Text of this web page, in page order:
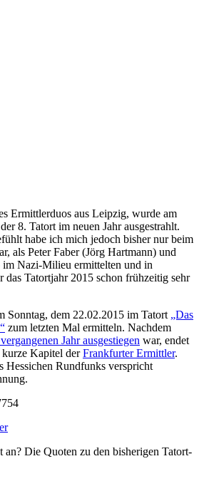
Ermittlerduos aus Leipzig, wurde am
8. Tatort im neuen Jahr ausgestrahlt.
habe ich mich jedoch bisher nur beim
als Peter Faber (Jörg Hartmann) und
Nazi-Milieu ermittelten und in
das Tatortjahr 2015 schon frühzeitig sehr
Sonntag, dem 22.02.2015 im Tatort „Das
zum letzten Mal ermitteln. Nachdem
Jahr ausgestiegen war, endet
Kapitel derFrankfurter Ermittler.
Hessichen Rundfunks verspricht
an? Die Quoten zu den bisherigen Tatort-